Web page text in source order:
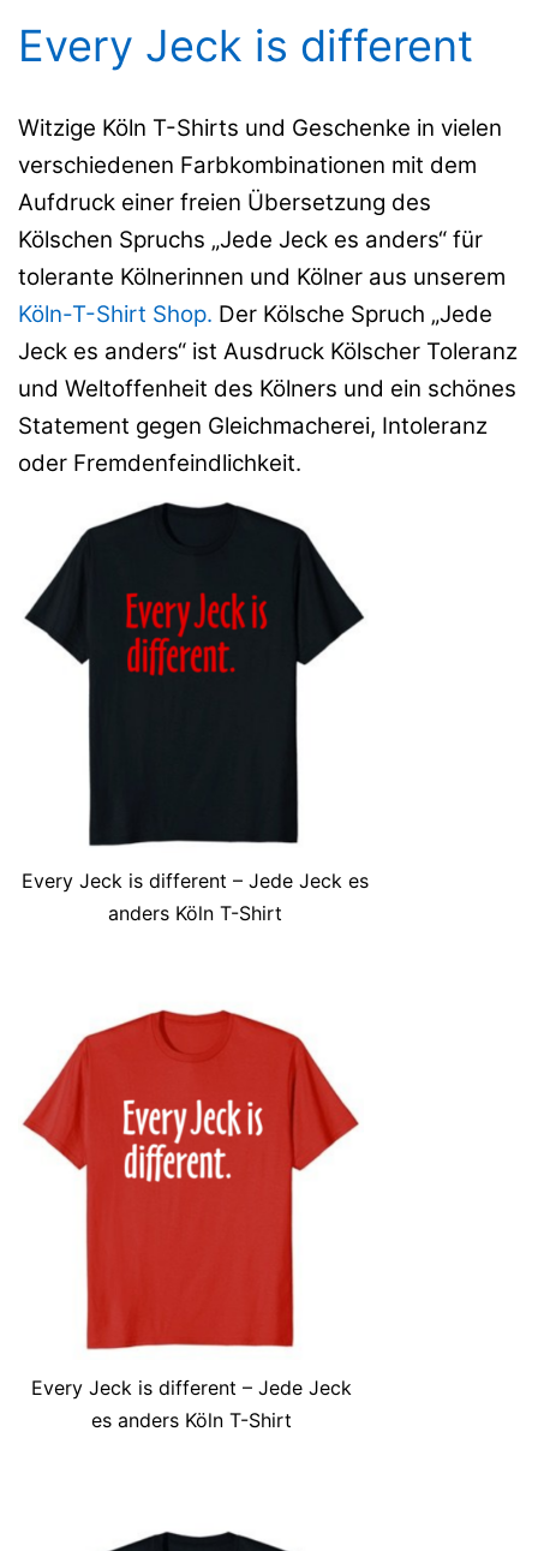
Every Jeck is different
Witzige Köln T-Shirts und Geschenke in vielen
verschiedenen Farbkombinationen mit dem
Aufdruck einer freien Übersetzung des
Kölschen Spruchs „Jede Jeck es anders“ für
tolerante Kölnerinnen und Kölner aus unserem
Köln-T-Shirt Shop. Der Kölsche Spruch „Jede
Jeck es anders“ ist Ausdruck Kölscher Toleranz
und Weltoffenheit des Kölners und ein schönes
Statement gegen Gleichmacherei, Intoleranz
oder Fremdenfeindlichkeit.
Every Jeck is different – Jede Jeck es
anders Köln T-Shirt
Every Jeck is different – Jede Jeck
es anders Köln T-Shirt